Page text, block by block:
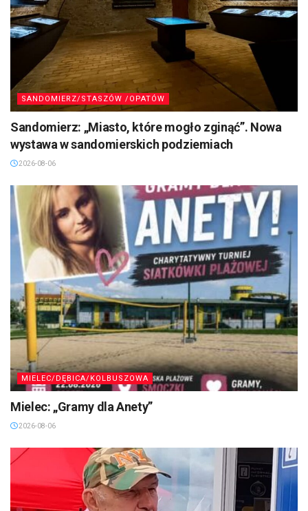
SANDOMIERZ/STASZÓW /OPATÓW
Sandomierz: „Miasto, które mogło zginąć”. Nowa
wystawa w sandomierskich podziemiach
2026-08-06
MIELEC/DĘBICA/KOLBUSZOWA
Mielec: „Gramy dla Anety”
2026-08-06